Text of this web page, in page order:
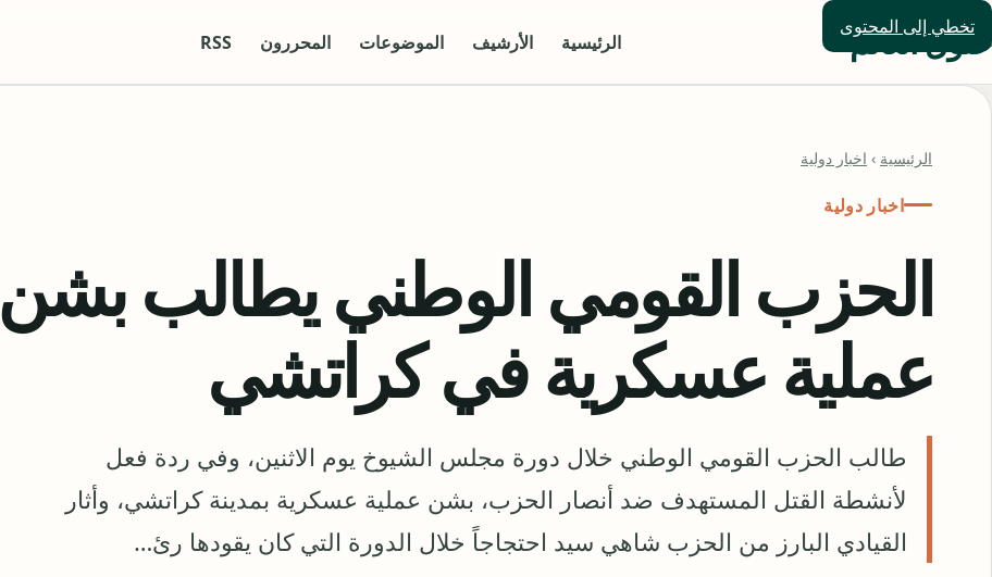
تخطي إلى المحتوى
حلول العالم الرئيسية الأرشيف الموضوعات المحررون RSS
الرئيسية › اخبار دولية
اخبار دولية
الحزب القومي الوطني يطالب بشن
عملية عسكرية في كراتشي
طالب الحزب القومي الوطني خلال دورة مجلس الشيوخ يوم الاثنين، وفي ردة فعل
لأنشطة القتل المستهدف ضد أنصار الحزب، بشن عملية عسكرية بمدينة كراتشي، وأثار
القيادي البارز من الحزب شاهي سيد احتجاجاً خلال الدورة التي كان يقودها رئ…